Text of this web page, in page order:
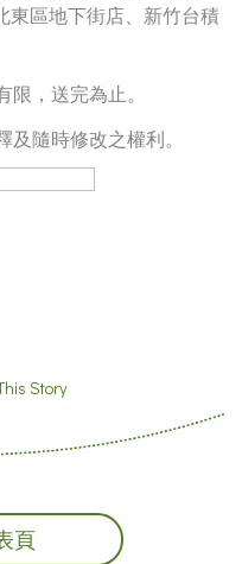
東區地下街店、新竹台積
，送完為止。
隨時修改之權利。
Story
頁